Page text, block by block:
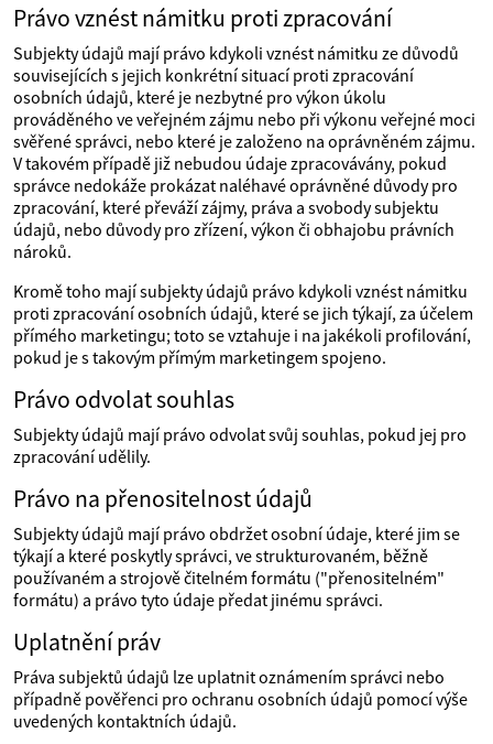
Právo vznést námitku proti zpracování
Subjekty údajů mají právo kdykoli vznést námitku ze důvodů
souvisejících s jejich konkrétní situací proti zpracování
osobních údajů, které je nezbytné pro výkon úkolu
prováděného ve veřejném zájmu nebo při výkonu veřejné moci
svěřené správci, nebo které je založeno na oprávněném zájmu.
V takovém případě již nebudou údaje zpracovávány, pokud
správce nedokáže prokázat naléhavé oprávněné důvody pro
zpracování, které převáží zájmy, práva a svobody subjektu
údajů, nebo důvody pro zřízení, výkon či obhajobu právních
nároků.
Kromě toho mají subjekty údajů právo kdykoli vznést námitku
proti zpracování osobních údajů, které se jich týkají, za účelem
přímého marketingu; toto se vztahuje i na jakékoli profilování,
pokud je s takovým přímým marketingem spojeno.
Právo odvolat souhlas
Subjekty údajů mají právo odvolat svůj souhlas, pokud jej pro
zpracování udělily.
Právo na přenositelnost údajů
Subjekty údajů mají právo obdržet osobní údaje, které jim se
týkají a které poskytly správci, ve strukturovaném, běžně
používaném a strojově čitelném formátu ("přenositelném"
formátu) a právo tyto údaje předat jinému správci.
Uplatnění práv
Práva subjektů údajů lze uplatnit oznámením správci nebo
případně pověřenci pro ochranu osobních údajů pomocí výše
uvedených kontaktních údajů.